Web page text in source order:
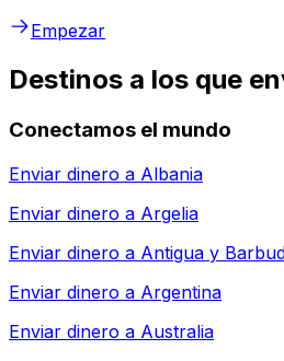
Empezar
Destinos a los que
Conectamos el mundo
Enviar dinero a Albania
Enviar dinero a Argelia
Enviar dinero a Antigua y
Enviar dinero a Argentina
Enviar dinero a Australia